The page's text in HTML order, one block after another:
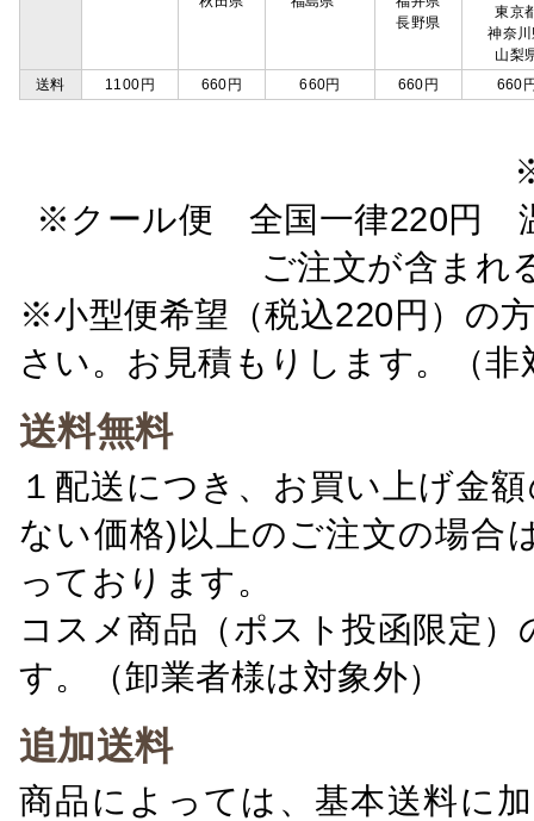
長野県
東京
神奈
山梨
送料
1100円 660円 660円 660円 660
※クール便 全国一律220円
ご注文が含ま
※小型便希望（税込220円）の
さい。お見積もりします。（非
送料無料
１配送につき、お買い上げ金
ない価格)以上のご注文の場合
っております。
コスメ商品（ポスト投函限定
す。（卸業者様は対象外）
追加送料
商品によっては、基本送料に